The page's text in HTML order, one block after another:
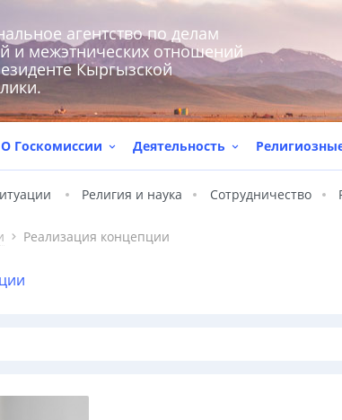
агентство по делам
и межэтнических отношений
Кыргызской
О Госкомиссии Деятельность
Религия и наука Сотрудничество
Реализация концепции